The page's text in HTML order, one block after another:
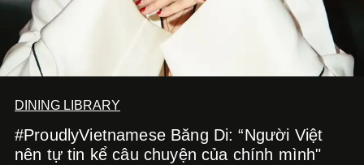
DINING LIBRARY
#ProudlyVietnamese Băng Di: “Người Việt
nên tự tin kể câu chuyện của chính mình"